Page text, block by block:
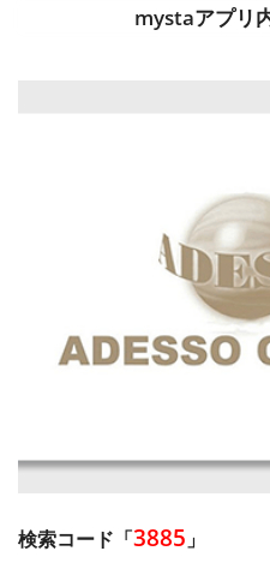
mystaアプリ
検索コード「3885 」